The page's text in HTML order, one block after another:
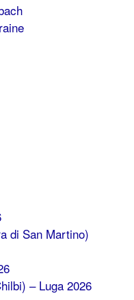
di San Martino)
– Luga 2026